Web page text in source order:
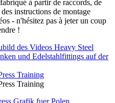
à partir de raccords, de
instructions de montage
- n'hésitez pas à jeter un coup
!
Training
Training